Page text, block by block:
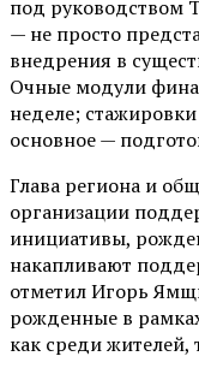
под руководством
— не просто
внедрения в
Очные модули
неделе;
основное —
Глава региона и
организации
инициативы,
накапливают
отметил Игорь
рожденные в
как среди жителей,